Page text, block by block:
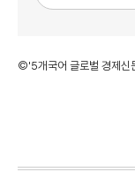
©'5개국어 글로벌 경제신